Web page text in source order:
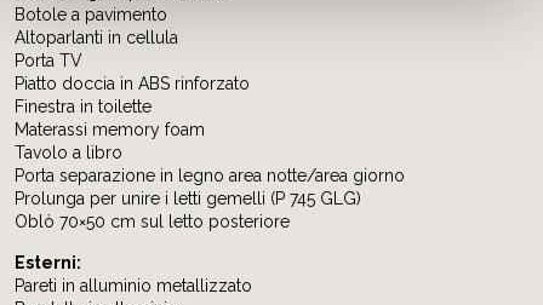
Botole a pavimento
Altoparlanti in cellula
Porta TV
Piatto doccia in ABS rinforzato
Finestra in toilette
Materassi memory foam
Tavolo a libro
Porta separazione in legno area notte/area giorno
Prolunga per unire i letti gemelli (P 745 GLG)
Oblò 70×50 cm sul letto posteriore
Esterni:
Pareti in alluminio metallizzato